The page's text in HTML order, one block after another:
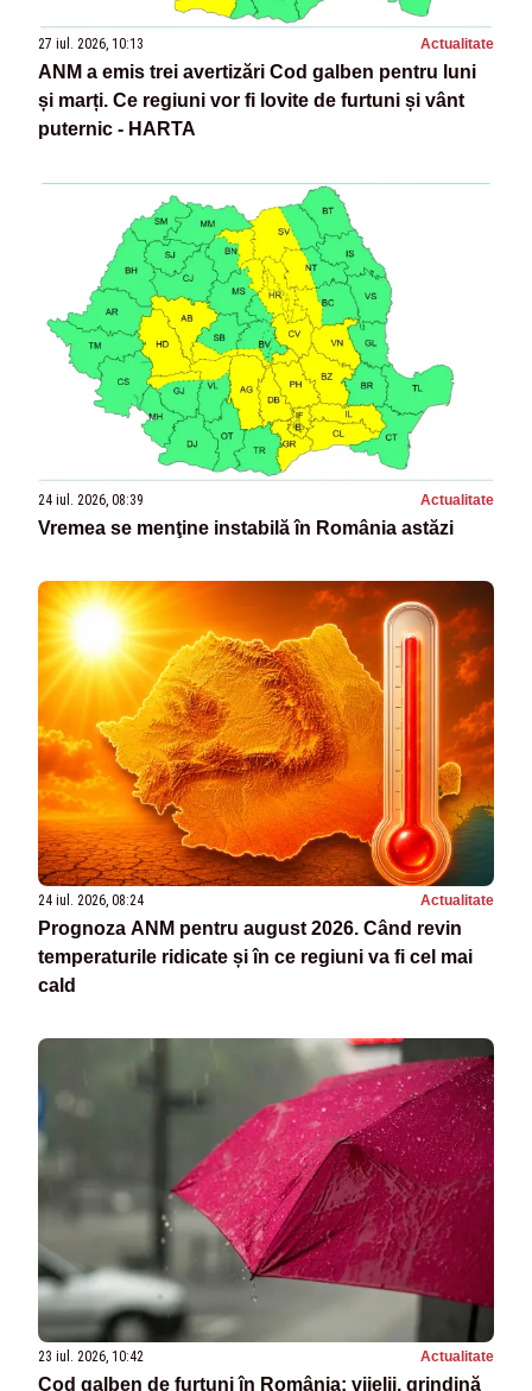
27 iul. 2026, 10:13 Actualitate
ANM a emis trei avertizări Cod galben pentru luni
și marți. Ce regiuni vor fi lovite de furtuni și vânt
puternic - HARTA
24 iul. 2026, 08:39 Actualitate
Vremea se menţine instabilă în România astăzi
24 iul. 2026, 08:24 Actualitate
Prognoza ANM pentru august 2026. Când revin
temperaturile ridicate și în ce regiuni va fi cel mai
cald
23 iul. 2026, 10:42 Actualitate
Cod galben de furtuni în România: vijelii, grindină